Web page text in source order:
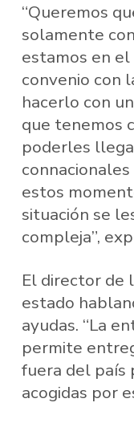
“Queremos
solamente
estamos en
convenio con
hacerlo con
que tenemos
poderles
estos
situación se
compleja”,
El director de
estado
ayudas. “La
permite
fuera del país
acogidas por